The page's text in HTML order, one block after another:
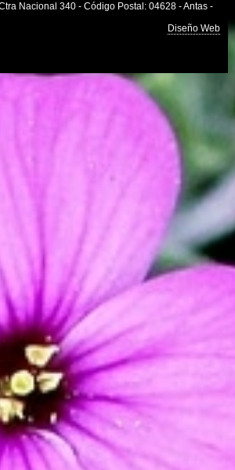
Nacional 340 - Código Postal: 04628 - Antas -
Diseño Web